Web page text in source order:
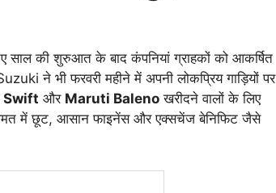
साल की शुरुआत के बाद कंपनियां ग्राहकों को आकर्षित
ने भी फरवरी महीने में अपनी लोकप्रिय गाड़ियों पर
Swift और Maruti Baleno खरीदने वालों के लिए
में छूट, आसान फाइनेंस और एक्सचेंज बेनिफिट जैसे